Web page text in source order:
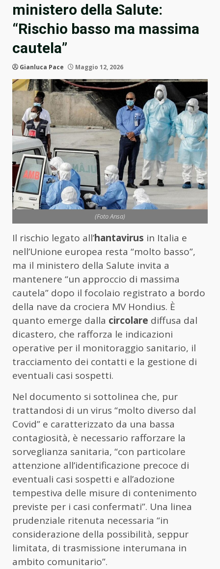
ministero della Salute:
“Rischio basso ma massima
cautela”
Gianluca Pace Maggio 12, 2026
(Foto Ansa)
Il rischio legato all’hantavirus in Italia e
nell’Unione europea resta “molto basso”,
ma il ministero della Salute invita a
mantenere “un approccio di massima
cautela” dopo il focolaio registrato a bordo
della nave da crociera MV Hondius. È
quanto emerge dalla circolare diffusa dal
dicastero, che rafforza le indicazioni
operative per il monitoraggio sanitario, il
tracciamento dei contatti e la gestione di
eventuali casi sospetti.
Nel documento si sottolinea che, pur
trattandosi di un virus “molto diverso dal
Covid” e caratterizzato da una bassa
contagiosità, è necessario rafforzare la
sorveglianza sanitaria, “con particolare
attenzione all’identificazione precoce di
eventuali casi sospetti e all’adozione
tempestiva delle misure di contenimento
previste per i casi confermati”. Una linea
prudenziale ritenuta necessaria “in
considerazione della possibilità, seppur
limitata, di trasmissione interumana in
ambito comunitario”.